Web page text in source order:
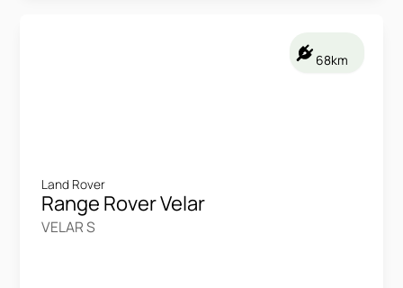
Land Rover
Range Rover Velar
VELAR S
68km